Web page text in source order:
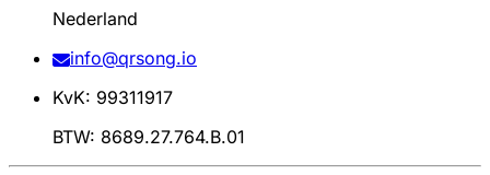
Nederland
info@qrsong.io
KvK: 99311917
BTW: 8689.27.764.B.01